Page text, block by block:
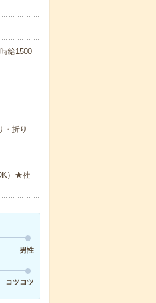
給1500
・折り
）★社
男性
コツコツ